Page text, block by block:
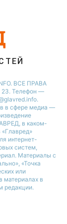
ВСЕ ПРАВА
Телефон —
в сфере медиа —
в каком-
интернет-
систем,
Материалы с
«Точка
или
материалах в
редакции.